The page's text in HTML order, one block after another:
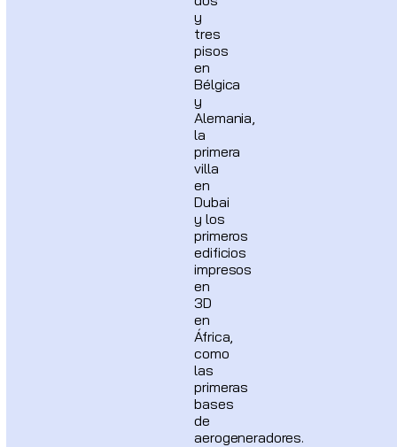
y
tres
pisos
en
Bélgica
y
Alemania,
la
primera
villa
en
Dubai
y los
primeros
edificios
impresos
en
3D
en
África,
como
las
primeras
bases
de
aerogeneradores.